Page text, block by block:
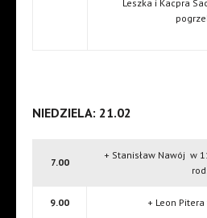
Leszka i Kacpra
NIEDZIELA: 21.02
7.00
+ Stanisław Nawój w
9.00 + Leon